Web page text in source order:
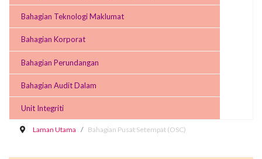
Bahagian Teknologi Maklumat
Bahagian Korporat
Bahagian Perundangan
Bahagian Audit Dalam
Unit Integriti
Laman Utama Bahagian Pusat Setempat (OSC)